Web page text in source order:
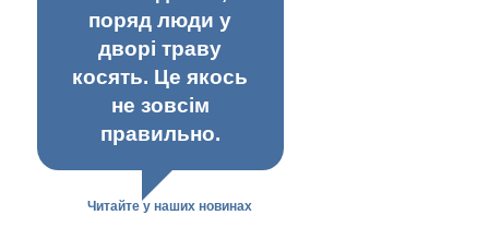
поряд люди у
дворі траву
косять. Це якось
не зовсім
правильно.
Читайте у наших новинах